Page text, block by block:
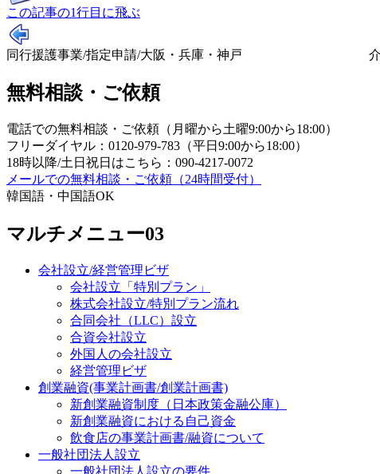
この記事の1行目に飛ぶ
同行援護事業/指定申請/大阪・兵庫・神戸
無料相談・ご依頼
電話での無料相談・ご依頼（月曜から土曜9:00から18:00）
フリーダイヤル：0120-979-783（平日9:00から18:00）
18時以降/土日祝日はこちら：090-4217-0072
メールでの無料相談・ご依頼（24時間受付）
韓国語・中国語OK
マルチメニュー03
会社設立/経営管理ビザ
会社設立「特別プラン」
株式会社設立/特別プラン流れ
合同会社（LLC）設立
合資会社設立
外国人の会社設立
経営管理ビザ
創業融資(事業計画書/創業計画書)
新創業融資制度（日本政策金融公庫）
新創業融資における自己資金
飲食店の事業計画書/融資について
一般社団法人設立
一般社団法人設立の要件